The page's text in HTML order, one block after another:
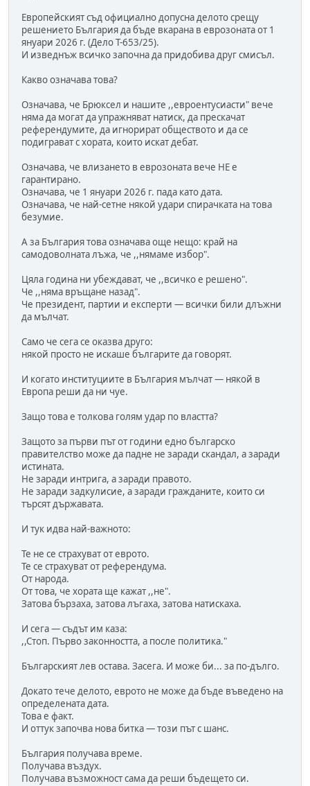
Европейският съд официално допусна делото срещу
решението България да бъде вкарана в еврозоната от 1
януари 2026 г. (Дело T-653/25).
И изведнъж всичко започна да придобива друг смисъл.
Какво означава това?
Означава, че Брюксел и нашите ,,евроентусиасти" вече
няма да могат да упражняват натиск, да прескачат
референдумите, да игнорират обществото и да се
подиграват с хората, които искат дебат.
Означава, че влизането в еврозоната вече НЕ е
гарантирано.
Означава, че 1 януари 2026 г. пада като дата.
Означава, че най-сетне някой удари спирачката на това
безумие.
А за България това означава още нещо: край на
самодоволната лъжа, че ,,нямаме избор".
Цяла година ни убеждават, че ,,всичко е решено".
Че ,,няма връщане назад".
Че президент, партии и експерти — всички били длъжни
да мълчат.
Само че сега се оказва друго:
някой просто не искаше българите да говорят.
И когато институциите в България мълчат — някой в
Европа реши да ни чуе.
Защо това е толкова голям удар по властта?
Защото за първи път от години едно българско
правителство може да падне не заради скандал, а заради
истината.
Не заради интрига, а заради правото.
Не заради задкулисие, а заради гражданите, които си
търсят държавата.
И тук идва най-важното:
Те не се страхуват от еврото.
Те се страхуват от референдума.
От народа.
От това, че хората ще кажат ,,не".
Затова бързаха, затова лъгаха, затова натискаха.
И сега — съдът им каза:
,,Стоп. Първо законността, а после политика."
Българският лев остава. Засега. И може би... за по-дълго.
Докато тече делото, еврото не може да бъде въведено на
определената дата.
Това е факт.
И оттук започва нова битка — този път с шанс.
България получава време.
Получава въздух.
Получава възможност сама да реши бъдещето си.